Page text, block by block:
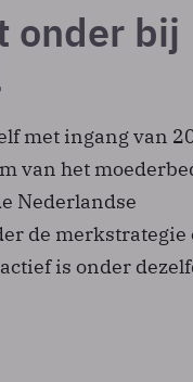
onder bij
met ingang van
van het
Nederlandse
de merkstrategie
is onder